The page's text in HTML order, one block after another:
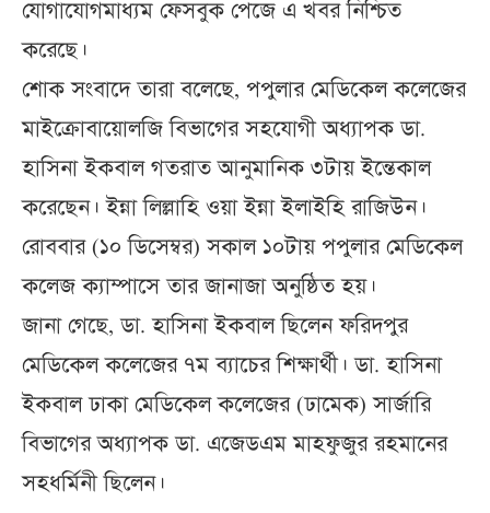
যোগাযোগমাধ্যম ফেসবুক পেজে এ খবর নিশ্চিত
করেছে।
শোক সংবাদে তারা বলেছে, পপুলার মেডিকেল কলেজের
মাইক্রোবায়োলজি বিভাগের সহযোগী অধ্যাপক ডা.
হাসিনা ইকবাল গতরাত আনুমানিক ৩টায় ইন্তেকাল
করেছেন। ইন্না লিল্লাহি ওয়া ইন্না ইলাইহি রাজিউন।
রোববার (১০ ডিসেম্বর) সকাল ১০টায় পপুলার মেডিকেল
কলেজ ক্যাম্পাসে তার জানাজা অনুষ্ঠিত হয়।
জানা গেছে, ডা. হাসিনা ইকবাল ছিলেন ফরিদপুর
মেডিকেল কলেজের ৭ম ব্যাচের শিক্ষার্থী। ডা. হাসিনা
ইকবাল ঢাকা মেডিকেল কলেজের (ঢামেক) সার্জারি
বিভাগের অধ্যাপক ডা. এজেডএম মাহফুজুর রহমানের
সহধর্মিনী ছিলেন।